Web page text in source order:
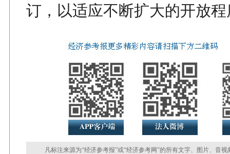
订，以适应不断扩大的开放
凡标注来源为“经济参考报”或“经济参考网”的所有文字、图片、音视